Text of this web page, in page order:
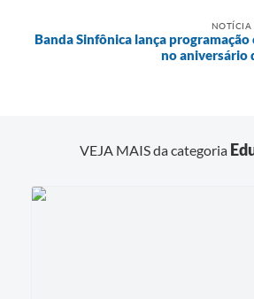
NOTÍCIA
Banda Sinfônica lança
no aniversário
VEJA MAIS da categoria